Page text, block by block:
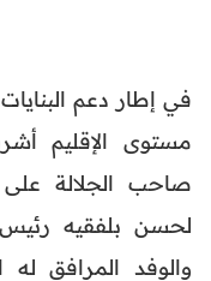
في إطار دعم
مستوى الإقليم
صاحب الجلالة
لحسن بلفقيه
والوفد المرافق له